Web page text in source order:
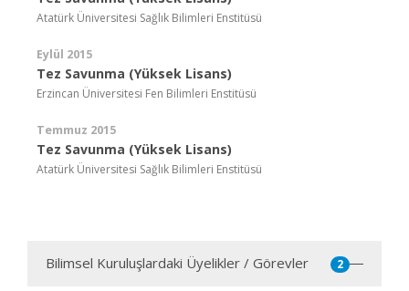
Atatürk Üniversitesi Sağlık Bilimleri Enstitüsü
Eylül 2015
Tez Savunma (Yüksek Lisans)
Erzincan Üniversitesi Fen Bilimleri Enstitüsü
Temmuz 2015
Tez Savunma (Yüksek Lisans)
Atatürk Üniversitesi Sağlık Bilimleri Enstitüsü
Bilimsel Kuruluşlardaki Üyelikler / Görevler 2